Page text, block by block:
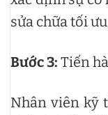
sửa chữa tối
Bước 3: Tiến
Nhân viên kỹ